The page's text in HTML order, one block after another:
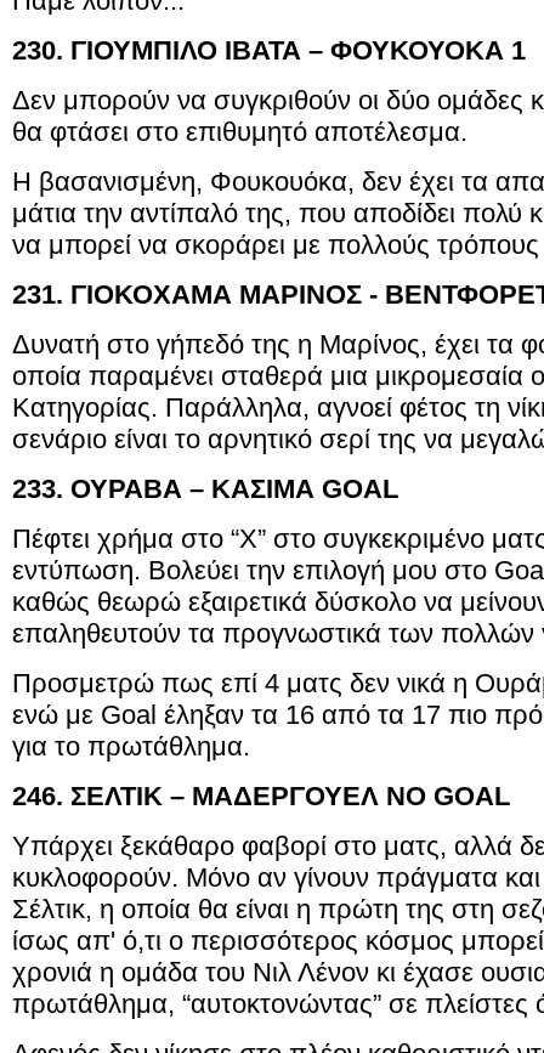
230. ΓΙΟΥΜΠΙΛΟ ΙΒΑΤΑ – ΦΟΥΚΟΥΟΚΑ 1
Δεν μπορούν να συγκριθούν οι δύο ομάδες
θα φτάσει στο επιθυμητό αποτέλεσμα.
Η βασανισμένη, Φουκουόκα, δεν έχει τα
μάτια την αντίπαλό της, που αποδίδει πολύ
να μπορεί να σκοράρει με πολλούς
231. ΓΙΟΚΟΧΑΜΑ ΜΑΡΙΝΟΣ -
Δυνατή στο γήπεδό της η Μαρίνος, έχει τα
οποία παραμένει σταθερά μια μικρομεσαία
Κατηγορίας. Παράλληλα, αγνοεί φέτος τη
σενάριο είναι το αρνητικό σερί της να
233. ΟΥΡΑΒΑ – ΚΑΣΙΜΑ GOAL
Πέφτει χρήμα στο “Χ” στο συγκεκριμένο
εντύπωση. Βολεύει την επιλογή μου στο
καθώς θεωρώ εξαιρετικά δύσκολο να
επαληθευτούν τα προγνωστικά των πολλών
Προσμετρώ πως επί 4 ματς δεν νικά η
ενώ με Goal έληξαν τα 16 από τα 17 πιο
για το πρωτάθλημα.
246. ΣΕΛΤΙΚ – ΜΑΔΕΡΓΟΥΕΛ NO GOAL
Υπάρχει ξεκάθαρο φαβορί στο ματς, αλλά
κυκλοφορούν. Μόνο αν γίνουν πράγματα
Σέλτικ, η οποία θα είναι η πρώτη της στη
ίσως απ' ό,τι ο περισσότερος κόσμος
χρονιά η ομάδα του Νιλ Λένον κι έχασε
πρωτάθλημα, “αυτοκτονώντας” σε πλείστες